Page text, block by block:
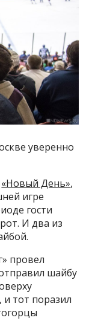
уверенно
«Новый День»,
игре
гости
И два из
провел
шайбу
тот поразил